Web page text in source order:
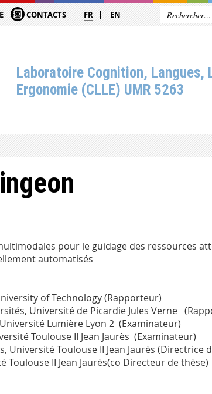
CONTACTS FR EN
Laboratoire Cognition, Langues,
Ergonomie (CLLE) UMR 5263
pour le guidage des ressources
automatisés
of Technology (Rapporteur)
Université de Picardie Jules Verne
Lumière Lyon 2 (Examinateur)
Toulouse II Jean Jaurès (Examinateur)
Université Toulouse II Jean Jaurès (Directrice
II Jean Jaurès(co Directeur de thèse)